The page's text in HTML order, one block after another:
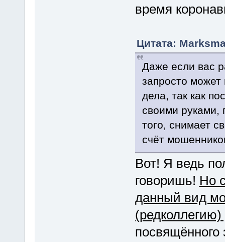
время
Цитата:
Даже если вас
запросто может
дела, так как
своими руками,
того, снимает
счёт
Вот! Я ведь
говоришь! Но
данный вид